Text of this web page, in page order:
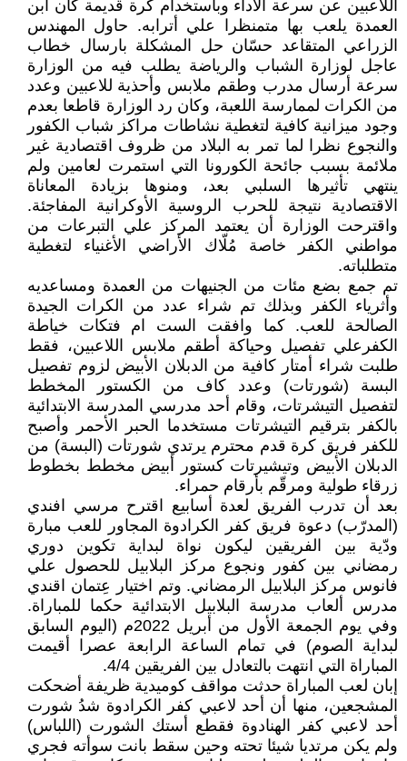
اللاعبين عن سرعة الأداء وباستخدام كرة قديمة كان ابن
العمدة يلعب بها متمنظرا علي أترابه. حاول المهندس
الزراعي المتقاعد حسّان حل المشكلة بارسال خطاب
عاجل لوزارة الشباب والرياضة يطلب فيه من الوزارة
سرعة أرسال مدرب وطقم ملابس وأحذية للاعبين وعدد
من الكرات لممارسة اللعبة، وكان رد الوزارة قاطعا بعدم
وجود ميزانية كافية لتغطية نشاطات مراكز شباب الكفور
والنجوع نظرا لما تمر به البلاد من ظروف اقتصادية غير
ملائمة بسبب جائحة الكورونا التي استمرت لعامين ولم
ينتهي تأثيرها السلبي بعد، ومنوها بزيادة المعاناة
الاقتصادية نتيجة للحرب الروسية الأوكرانية المفاجئة.
واقترحت الوزارة أن يعتمد المركز علي التبرعات من
مواطني الكفر خاصة مُلّاك الأراضي الأغنياء لتغطية
متطلباته.
تم جمع بضع مئات من الجنيهات من العمدة ومساعديه
وأثرياء الكفر وبذلك تم شراء عدد من الكرات الجيدة
الصالحة للعب. كما وافقت الست ام فتكات خياطة
الكفرعلي تفصيل وحياكة أطقم ملابس اللاعبين، فقط
طلبت شراء أمتار كافية من الدبلان الأبيض لزوم تفصيل
البسة (شورتات) وعدد كاف من الكستور المخطط
لتفصيل التيشرتات، وقام أحد مدرسي المدرسة الابتدائية
بالكفر بترقيم التيشرتات مستخدما الحبر الأحمر وأصبح
للكفر فريق كرة قدم محترم يرتدي شورتات (البسة) من
الدبلان الأبيض وتيشيرتات كستور أبيض مخطط بخطوط
زرقاء طولية ومرقّم بأرقام حمراء.
بعد أن تدرب الفريق لعدة أسابيع اقترح مرسي افندي
(المدرّب) دعوة فريق كفر الكرادوة المجاور للعب مبارة
ودّية بين الفريقين ليكون نواة لبداية تكوين دوري
رمضاني بين كفور ونجوع مركز البلابيل للحصول علي
فانوس مركز البلابيل الرمضاني. وتم اختيار عِتمان اقندي
مدرس ألعاب مدرسة البلابيل الابتدائية حكما للمباراة.
وفي يوم الجمعة الأول من أبريل 2022م (اليوم السابق
لبداية الصوم) في تمام الساعة الرابعة عصرا أقيمت
المباراة التي انتهت بالتعادل بين الفريقين 4/4.
إبان لعب المباراة حدثت مواقف كوميدية ظريفة أضحكت
المشجعين، منها أن أحد لاعبي كفر الكرادوة شدُ شورت
أحد لاعبي كفر الهنادوة فقطع أستك الشورت (اللباس)
ولم يكن مرتديا شيئا تحته وحين سقط بانت سوأته فجري